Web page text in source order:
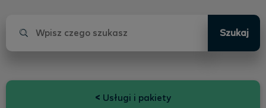
Szukaj
< Usługi i pakiety